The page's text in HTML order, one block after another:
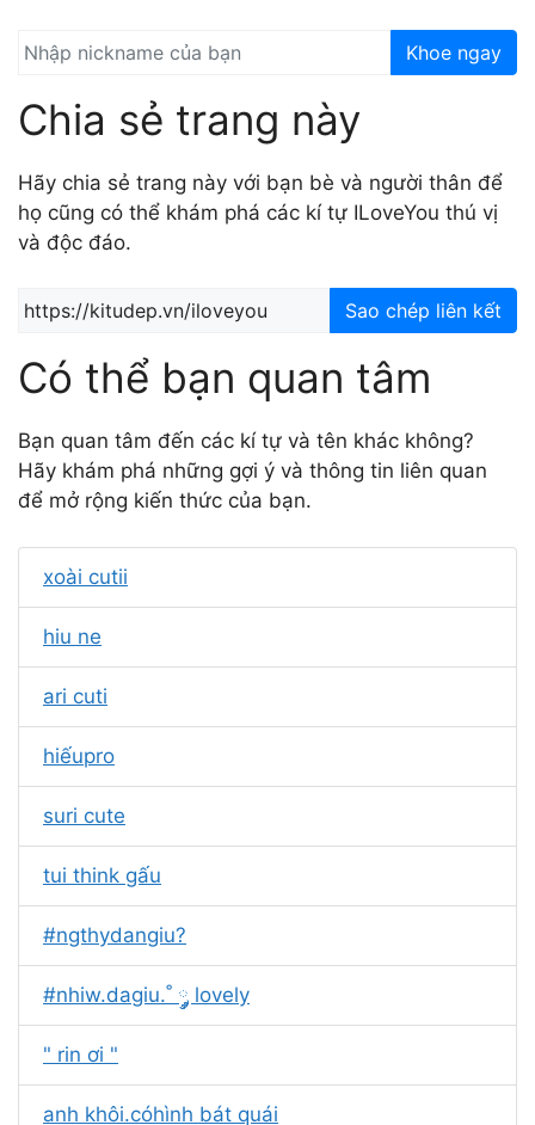
Khoe ngay
Chia sẻ trang này
Hãy chia sẻ trang này với bạn bè và người thân để
họ cũng có thể khám phá các kí tự ILoveYou thú vị
và độc đáo.
Sao chép liên kết
Có thể bạn quan tâm
Bạn quan tâm đến các kí tự và tên khác không?
Hãy khám phá những gợi ý và thông tin liên quan
để mở rộng kiến thức của bạn.
xoài cutii
hiu ne
ari cuti
hiếupro
suri cute
tui think gấu
#ngthydangiu?
#nhiw.dagiu.˚ ༘༘ lovely
" rin ơi "
anh khôi.cóhình bát quái